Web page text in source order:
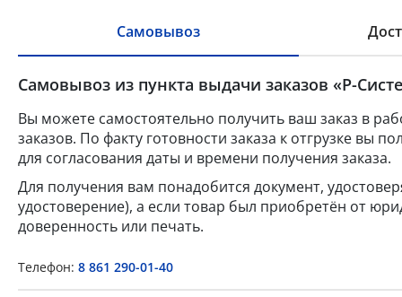
Самовывоз
Самовывоз из пункта выдачи заказов «Р-
Вы можете самостоятельно получить ваш заказ в
заказов. По факту готовности заказа к отгрузке вы
для согласования даты и времени получения заказа.
Для получения вам понадобится документ,
удостоверение), а если товар был приобретён от
доверенность или печать.
Телефон: 8 861 290-01-40